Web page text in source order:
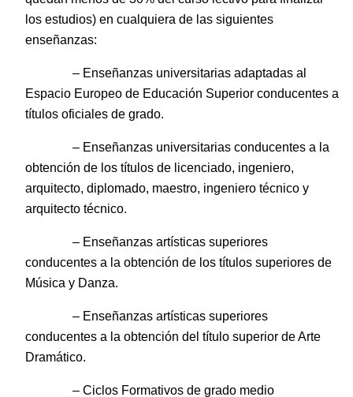
los estudios) en cualquiera de las siguientes
enseñanzas:
– Enseñanzas universitarias adaptadas al
Espacio Europeo de Educación Superior conducentes a
títulos oficiales de grado.
– Enseñanzas universitarias conducentes a la
obtención de los títulos de licenciado, ingeniero,
arquitecto, diplomado, maestro, ingeniero técnico y
arquitecto técnico.
– Enseñanzas artísticas superiores
conducentes a la obtención de los títulos superiores de
Música y Danza.
– Enseñanzas artísticas superiores
conducentes a la obtención del título superior de Arte
Dramático.
– Ciclos Formativos de grado medio